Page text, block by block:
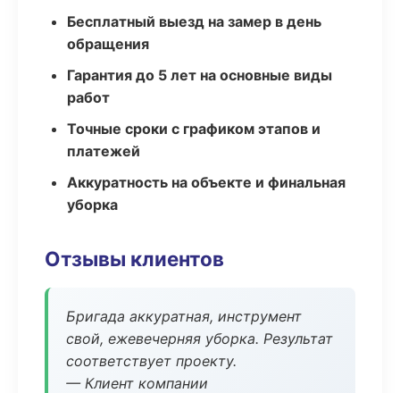
Бесплатный выезд на замер в день
обращения
Гарантия до 5 лет на основные виды
работ
Точные сроки с графиком этапов и
платежей
Аккуратность на объекте и финальная
уборка
Отзывы клиентов
Бригада аккуратная, инструмент
свой, ежевечерняя уборка. Результат
соответствует проекту.
— Клиент компании